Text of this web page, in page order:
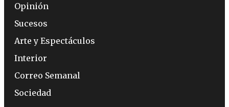
Opinión
Sucesos
Arte y Espectáculos
Interior
Correo Semanal
Sociedad